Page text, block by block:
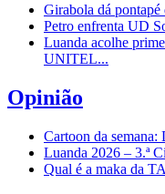
Girabola dá pontapé
Petro enfrenta UD
Luanda acolhe
UNITEL...
Opinião
Cartoon da
Luanda 2026 – 3.ª
Qual é a maka da